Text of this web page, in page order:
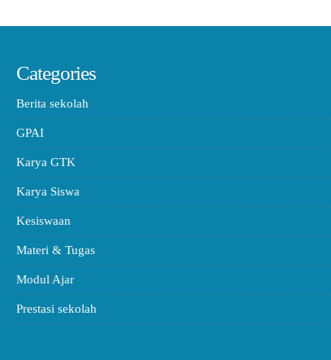
Categories
Berita sekolah
GPAI
Karya GTK
Karya Siswa
Kesiswaan
Materi & Tugas
Modul Ajar
Prestasi sekolah